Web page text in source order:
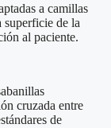
a camillas
superficie de la
al paciente.
cruzada entre
de